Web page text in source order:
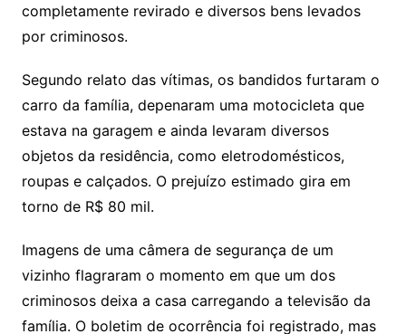
completamente revirado e diversos bens levados
por criminosos.
Segundo relato das vítimas, os bandidos furtaram o
carro da família, depenaram uma motocicleta que
estava na garagem e ainda levaram diversos
objetos da residência, como eletrodomésticos,
roupas e calçados. O prejuízo estimado gira em
torno de R$ 80 mil.
Imagens de uma câmera de segurança de um
vizinho flagraram o momento em que um dos
criminosos deixa a casa carregando a televisão da
família. O boletim de ocorrência foi registrado, mas